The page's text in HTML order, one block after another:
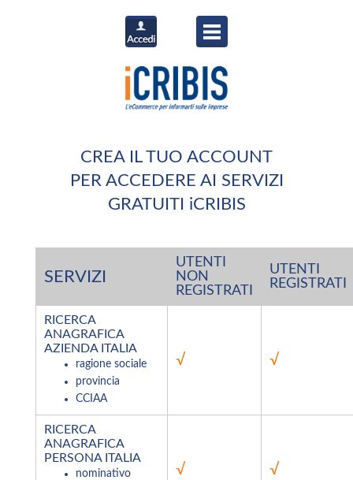
CREA IL TUO ACCOUNT
PER ACCEDERE AI SERVIZI
GRATUITI iCRIBIS
SERVIZI
UTENTI
NON
REGISTRATI
UTENTI
REGISTRATI
RICERCA
ANAGRAFICA
AZIENDA ITALIA
ragione sociale
provincia
CCIAA
√ √
RICERCA
ANAGRAFICA
PERSONA ITALIA
nominativo
√ √